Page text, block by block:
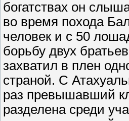
богатствах он
во время похода
человек и с 50
борьбу двух
захватил в плен
страной. С
раз превышавший
разделена среди